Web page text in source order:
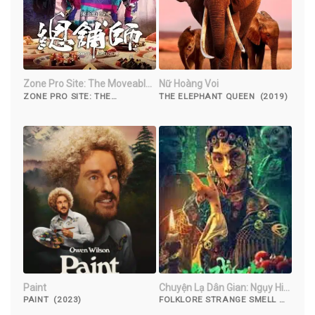
Zone Pro Site: The Moveable
Feast
ZONE PRO SITE: THE
Nữ Hoàng Voi￼
THE ELEPHANT QUEEN (2019)
Paint
PAINT (2023)
Chuyện Lạ Dân Gian: Ngụy Hi
Ban
FOLKLORE STRANGE SMELL OF